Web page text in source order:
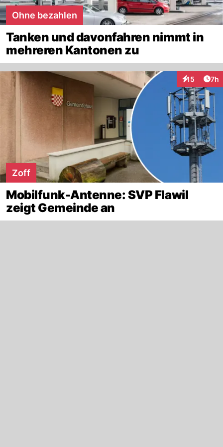
Ohne bezahlen
Tanken und davonfahren nimmt in
mehreren Kantonen zu
15 7h
Zoff
Mobilfunk-Antenne: SVP Flawil
zeigt Gemeinde an